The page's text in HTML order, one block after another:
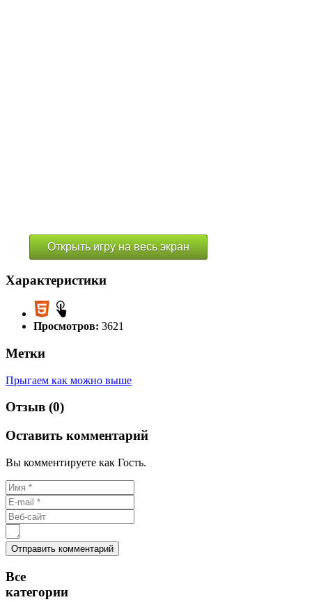
Открыть игру на весь экран
Характеристики
Просмотров: 3621
Метки
Прыгаем как можно выше
Отзыв (0)
Оставить комментарий
Вы комментируете как Гость.
Все
категории